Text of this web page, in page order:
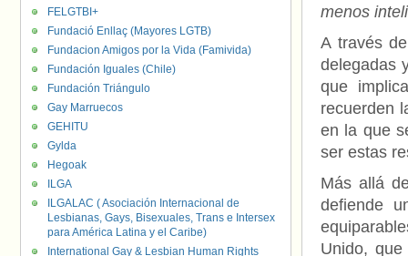
menos
A través
delegadas
que
recuerden
en la que
ser estas
Más allá
defiende
Unido,
FELGTBI+
Fundació Enllaç (Mayores LGTB)
Fundacion Amigos por la Vida (Famivida)
Fundación Iguales (Chile)
Fundación Triángulo
Gay Marruecos
GEHITU
Gylda
Hegoak
ILGA
ILGALAC ( Asociación Internacional de
Lesbianas, Gays, Bisexuales, Trans e Intersex
para América Latina y el Caribe)
International Gay & Lesbian Human Rights